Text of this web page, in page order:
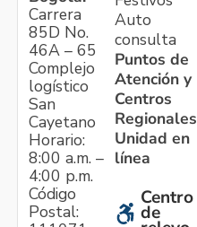
Carrera
85D No.
46A – 65
Complejo
logístico
San
Cayetano
Horario:
8:00 a.m. –
4:00 p.m.
Código
Postal:
Auto
consulta
Puntos de
Atención y
Centros
Regionales
Unidad en
línea
Centro
de